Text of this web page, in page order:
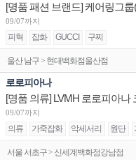
[명품 패션 브랜드] 케어링그
09/07까지
피혁 잡화 GUCCI 구찌
울산 남구 > 현대백화점울산점
로로피아나
[명품 의류] LVMH 로로피아
09/07까지
의류 가죽잡화 악세서리 원단
서울 서초구 > 신세계백화점강남점